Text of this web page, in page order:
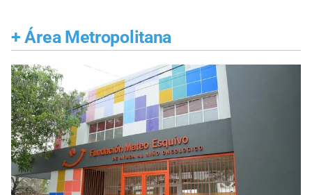
+ Área Metropolitana